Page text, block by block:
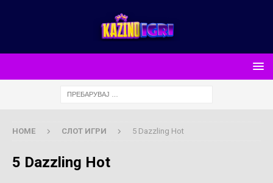
HOME СЛОТ ИГРИ 5 Dazzling Hot
5 Dazzling Hot